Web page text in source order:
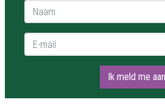
Naam *
E-mail *
Ik meld me aan